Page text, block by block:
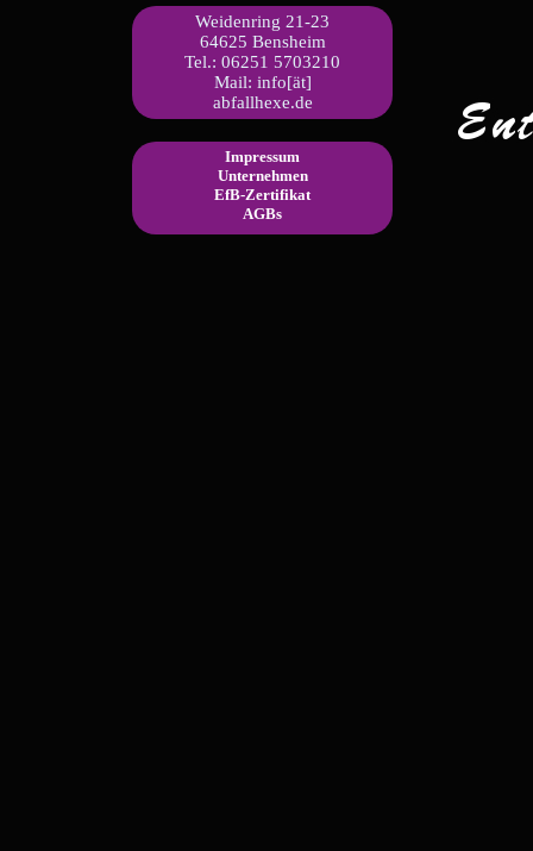
Weidenring 21-23
64625 Bensheim
Tel.: 06251 5703210
Mail: info[ät]
abfallhexe.de
Impressum
Unternehmen
EfB-Zertifikat
AGBs